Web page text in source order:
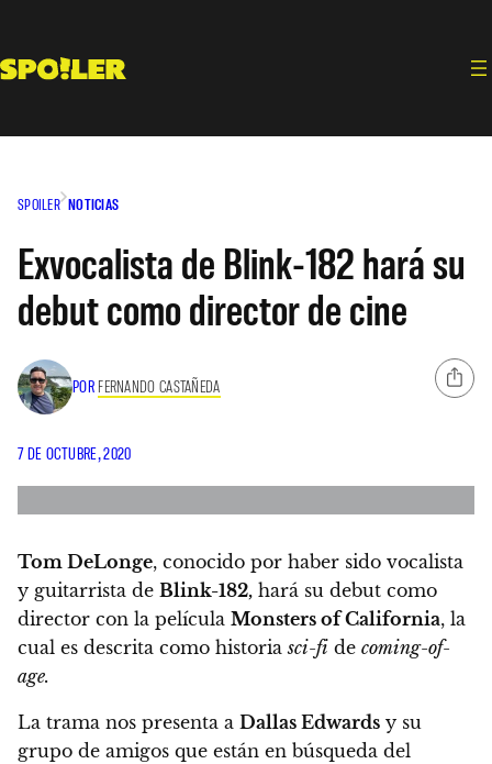
contenido
SPOILER NOTICIAS
Exvocalista de Blink-182 hará su
debut como director de cine
POR FERNANDO CASTAÑEDA
7 DE OCTUBRE, 2020
Tom DeLonge, conocido por haber sido vocalista
y guitarrista de Blink-182, hará su debut como
director con la película Monsters of California, la
cual es descrita como historiasci-fi de coming-of-
age.
La trama nos presenta a Dallas Edwards y su
grupo de amigos que están en búsqueda del